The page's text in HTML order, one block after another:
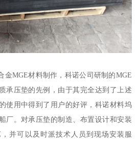
金MGE材料制作，科诺公司研制的MGE
承压垫的先例，由于其完全达到了上述
使用中得到了用户的好评，科诺材料坞
厂。对承压垫的制造、布置设计和安装
并可以及时派技术人员到现场安装服